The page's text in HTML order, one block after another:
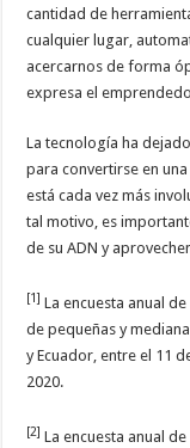
cantidad de
cualquier lugar,
acercarnos de forma
expresa el
La tecnología ha
para convertirse en
está cada vez más
tal motivo, es
de su ADN y
[1] La encuesta anual
de pequeñas y
y Ecuador, entre el 11
2020.
[2] La encuesta anual